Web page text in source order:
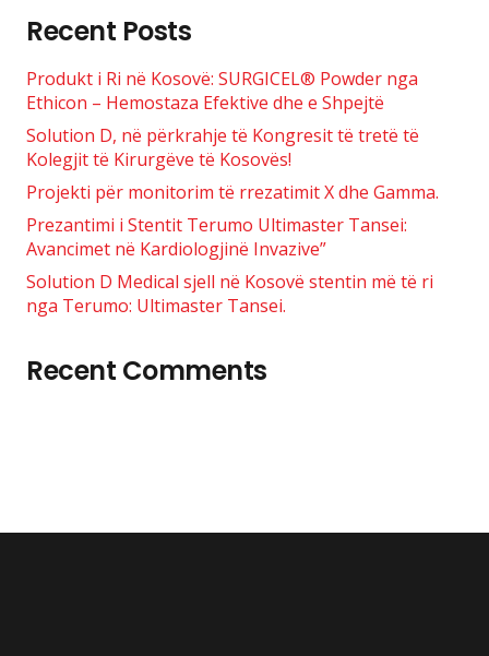
Recent Posts
Produkt i Ri në Kosovë: SURGICEL® Powder nga
Ethicon – Hemostaza Efektive dhe e Shpejtë
Solution D, në përkrahje të Kongresit të tretë të
Kolegjit të Kirurgëve të Kosovës!
Projekti për monitorim të rrezatimit X dhe Gamma.
Prezantimi i Stentit Terumo Ultimaster Tansei:
Avancimet në Kardiologjinë Invazive”
Solution D Medical sjell në Kosovë stentin më të ri
nga Terumo: Ultimaster Tansei.
Recent Comments